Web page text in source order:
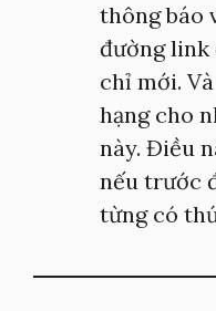
thông báo
đường link
chỉ mới.
hạng cho
này. Điều
nếu trước
từng có